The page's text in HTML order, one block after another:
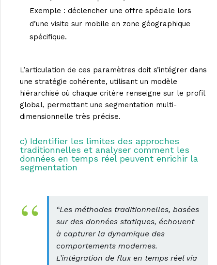
Exemple : déclencher une offre spéciale lors
d’une visite sur mobile en zone géographique
spécifique.
L’articulation de ces paramètres doit s’intégrer dans
une stratégie cohérente, utilisant un modèle
hiérarchisé où chaque critère renseigne sur le profil
global, permettant une segmentation multi-
dimensionnelle très précise.
c) Identifier les limites des approches
traditionnelles et analyser comment les
données en temps réel peuvent enrichir la
segmentation
“Les méthodes traditionnelles, basées
sur des données statiques, échouent
à capturer la dynamique des
comportements modernes.
L’intégration de flux en temps réel via